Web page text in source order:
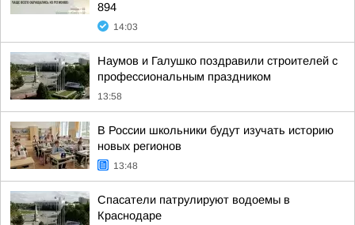
894
14:03
Наумов и Галушко поздравили строителей с
профессиональным праздником
13:58
В России школьники будут изучать историю
новых регионов
13:48
Спасатели патрулируют водоемы в
Краснодаре